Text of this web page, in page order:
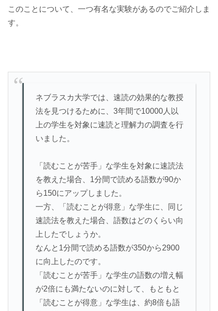
このことについて、一つ有名な実験があるのでご紹介しま
す。
ネブラスカ大学では、速読の効果的な教授
法を見つけるために、3年間で10000人以
上の学生を対象に速読と理解力の調査を行
いました。
「読むことが苦手」な学生を対象に速読法
を教えた場合、1分間で読める語数が90か
ら150にアップしました。
一方、「読むことが得意」な学生に、同じ
速読法を教えた場合、語数はどのくらい向
上したでしょうか。
なんと1分間で読める語数が350から2900
に向上したのです。
「読むことが苦手」な学生の語数の増え幅
が2倍にも満たないのに対して、もともと
「読むことが得意」な学生は、約8倍も語